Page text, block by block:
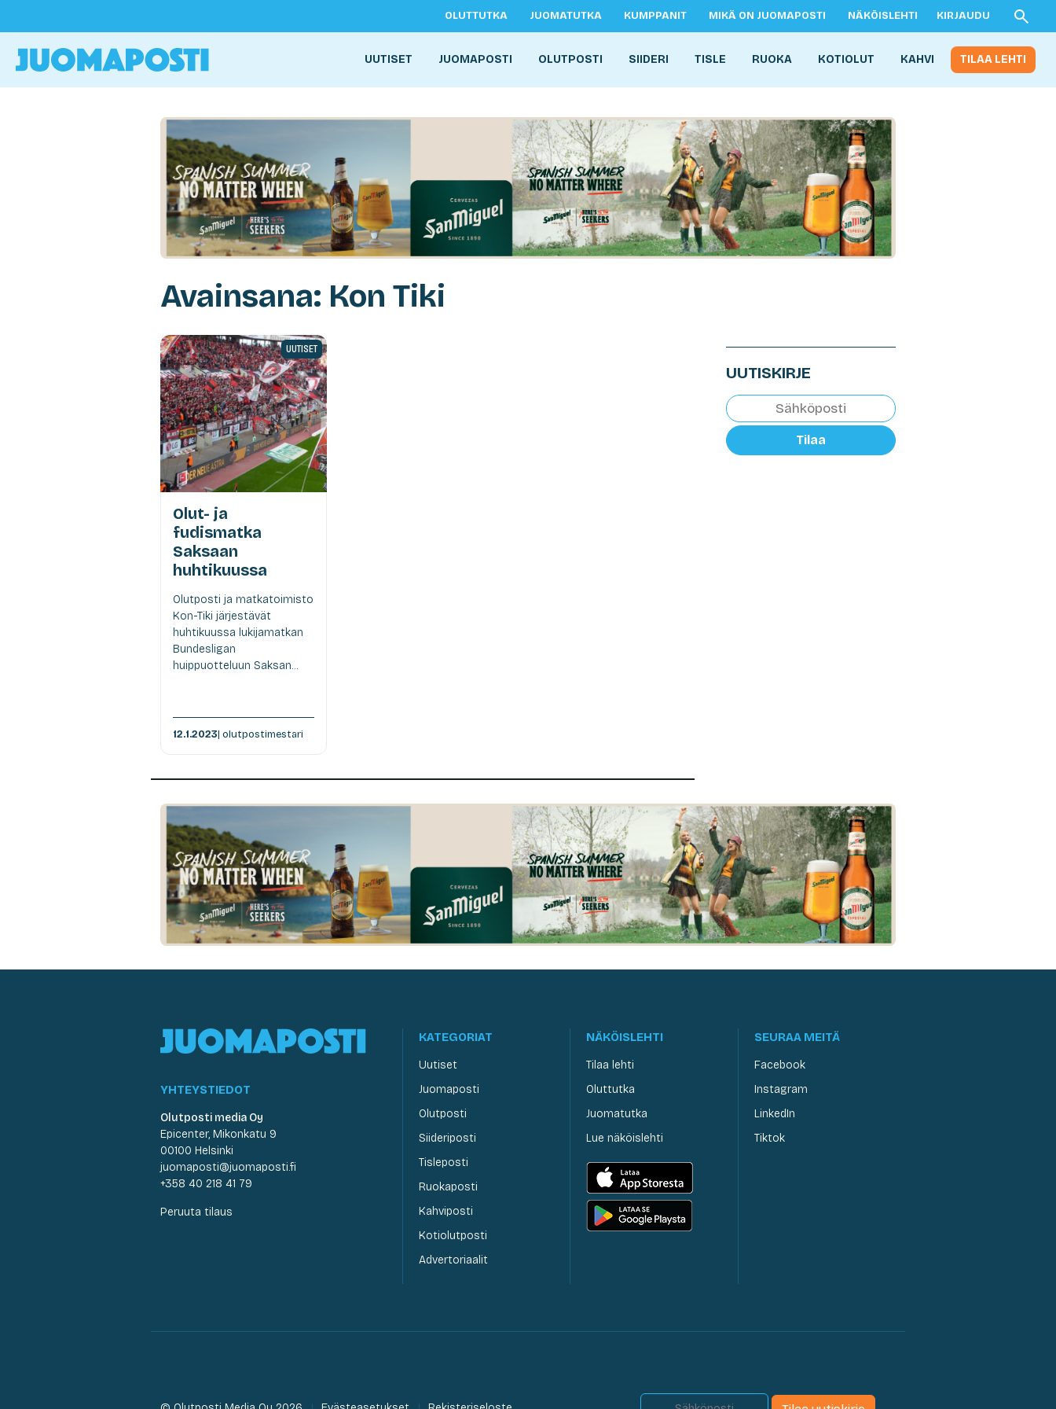
OLUTTUTKA JUOMATUTKA KUMPPANIT MIKÄ ON JUOMAPOSTI NÄKÖISLEHTI KIRJAUDU
UUTISET JUOMAPOSTI OLUTPOSTI SIIDERI TISLE RUOKA KOTIOLUT KAHVI TILAA LEHTI
Avainsana: Kon Tiki
UUTISET
Olut- ja
fudismatka
Saksaan
huhtikuussa
Olutposti ja matkatoimisto
Kon-Tiki järjestävät
huhtikuussa lukijamatkan
Bundesligan
huippuotteluun Saksan...
12.1.2023| olutpostimestari
UUTISKIRJE
Tilaa
YHTEYSTIEDOT
Olutposti media Oy
Epicenter, Mikonkatu 9
00100 Helsinki
juomaposti@juomaposti.fi
+358 40 218 41 79
Peruuta tilaus
KATEGORIAT
Uutiset
Juomaposti
Olutposti
Siideriposti
Tisleposti
Ruokaposti
Kahviposti
Kotiolutposti
Advertoriaalit
NÄKÖISLEHTI
Tilaa lehti
Oluttutka
Juomatutka
Lue näköislehti
SEURAA MEITÄ
Facebook
Instagram
LinkedIn
Tiktok